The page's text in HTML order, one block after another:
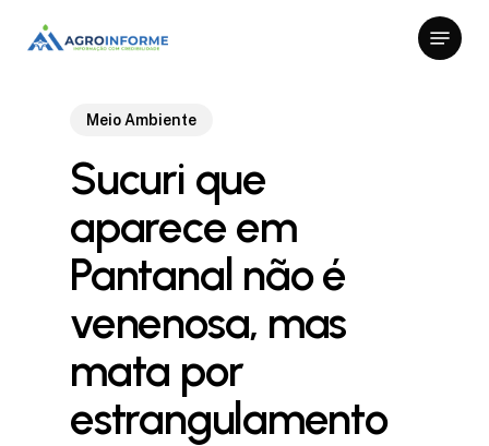
Menu
Meio Ambiente
Sucuri que
aparece em
Pantanal não é
venenosa, mas
mata por
estrangulamento